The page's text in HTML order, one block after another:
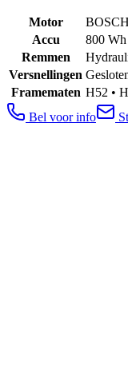
Motor
Accu
800 Wh
Remmen
Versnellingen
Framematen H52 •
Bel voor info